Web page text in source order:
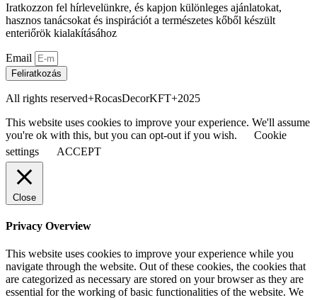
Iratkozzon fel hírlevelünkre, és kapjon különleges ajánlatokat,
hasznos tanácsokat és inspirációt a természetes kőből készült
enteriőrök kialakításához
Email
Feliratkozás
All rights reserved+RocasDecorKFT+2025
This website uses cookies to improve your experience. We'll assume
you're ok with this, but you can opt-out if you wish.
Cookie
settings
ACCEPT
Close
Privacy Overview
This website uses cookies to improve your experience while you
navigate through the website. Out of these cookies, the cookies that
are categorized as necessary are stored on your browser as they are
essential for the working of basic functionalities of the website. We